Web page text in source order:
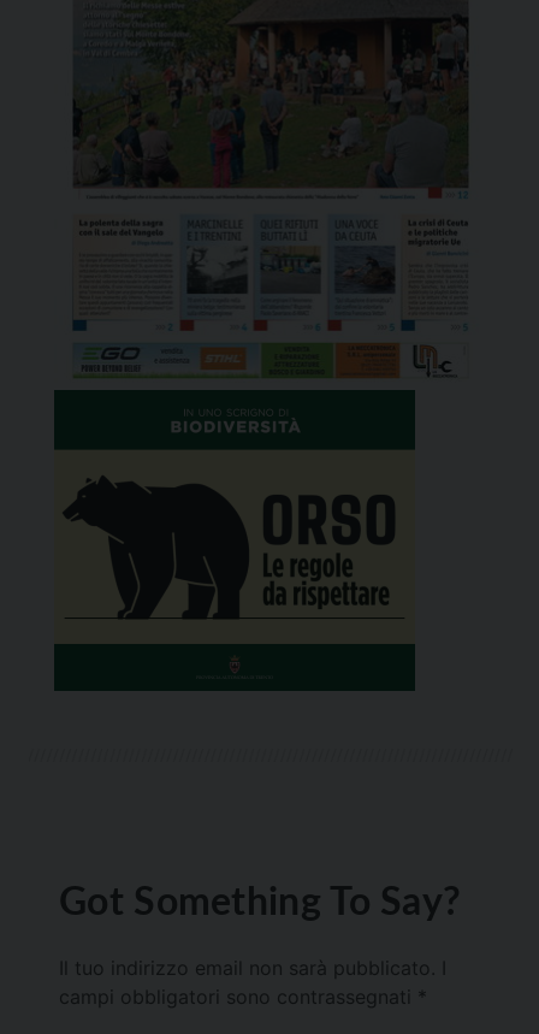
Got Something To Say?
Il tuo indirizzo email non sarà pubblicato.
campi obbligatori sono contrassegnati *